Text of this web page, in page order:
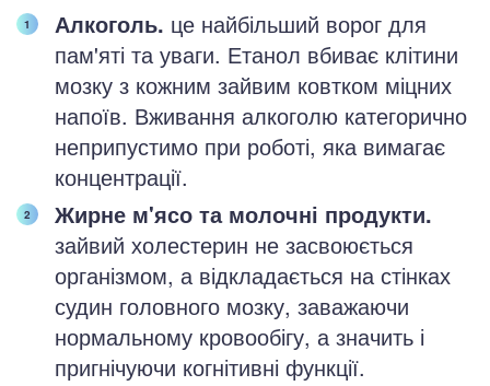
Алкоголь. це найбільший ворог для
пам'яті та уваги. Етанол вбиває клітини
мозку з кожним зайвим ковтком міцних
напоїв. Вживання алкоголю категорично
неприпустимо при роботі, яка вимагає
концентрації.
Жирне м'ясо та молочні продукти.
зайвий холестерин не засвоюється
організмом, а відкладається на стінках
судин головного мозку, заважаючи
нормальному кровообігу, а значить і
пригнічуючи когнітивні функції.